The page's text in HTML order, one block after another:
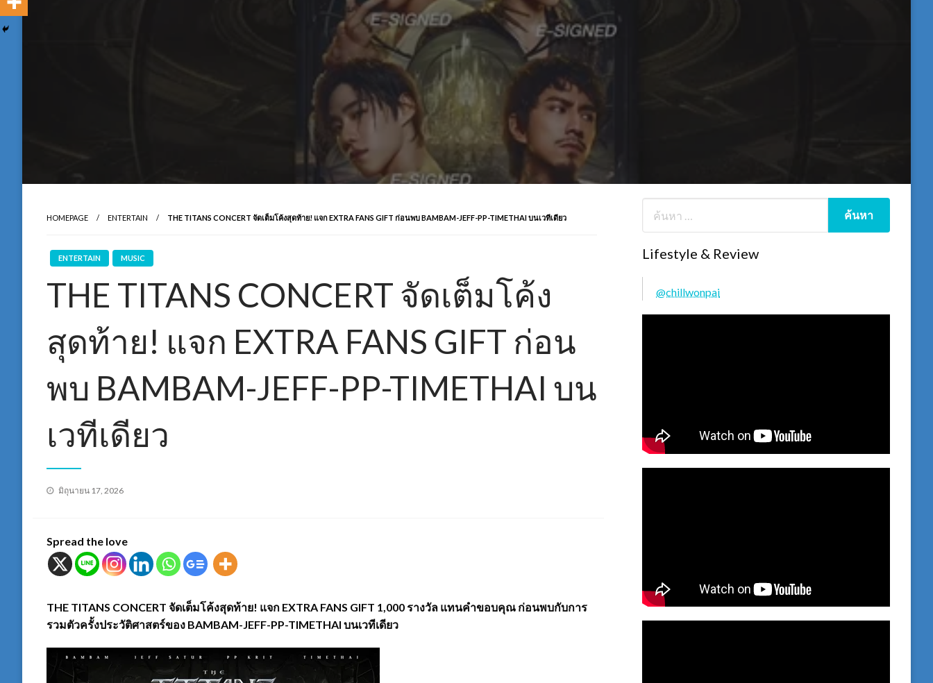
HOMEPAGE ENTERTAIN THE TITANS CONCERT จัดเต็มโค้งสุดท้าย! แจก EXTRA FANS GIFT ก่อนพบ BAMBAM-JEFF-PP-TIMETHAI บนเวทีเดียว
ENTERTAIN MUSIC
THE TITANS CONCERT จัดเต็มโค้ง
สุดท้าย! แจก EXTRA FANS GIFT ก่อน
พบ BAMBAM-JEFF-PP-TIMETHAI บน
เวทีเดียว
Posted
มิถุนายน 17, 2026
Spread the love
THE TITANS CONCERT จัดเต็มโค้งสุดท้าย! แจก EXTRA FANS GIFT 1,000 รางวัล แทนคำขอบคุณ ก่อนพบกับการ
รวมตัวครั้งประวัติศาสตร์ของ BAMBAM-JEFF-PP-TIMETHAI บนเวทีเดียว
Lifestyle & Review
@chillwonpai